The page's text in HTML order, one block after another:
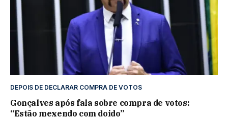
DEPOIS DE DECLARAR COMPRA DE VOTOS
Gonçalves após fala sobre compra de votos:
“Estão mexendo com doido”